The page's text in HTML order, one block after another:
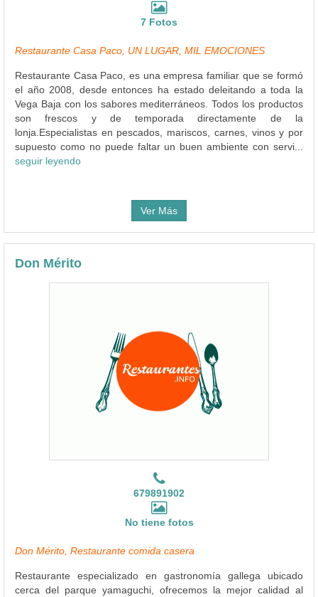
7 Fotos
Restaurante Casa Paco, UN LUGAR, MIL EMOCIONES
Restaurante Casa Paco, es una empresa familiar que se formó
el año 2008, desde entonces ha estado deleitando a toda la
Vega Baja con los sabores mediterráneos. Todos los productos
son frescos y de temporada directamente de la
lonja.Especialistas en pescados, mariscos, carnes, vinos y por
supuesto como no puede faltar un buen ambiente con servi...
seguir leyendo
Ver Más
Don Mérito
679891902
No tiene fotos
Don Mérito, Restaurante comida casera
Restaurante especializado en gastronomía gallega ubicado
cerca del parque yamaguchi, ofrecemos la mejor calidad al